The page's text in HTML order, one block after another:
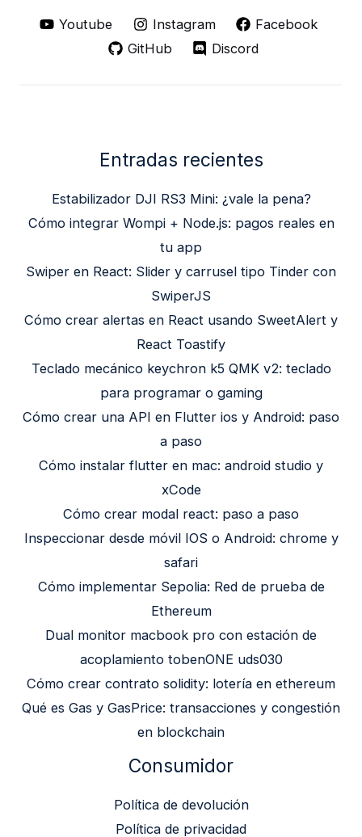
Youtube Instagram
Facebook
GitHub
Discord
Entradas recientes
Estabilizador DJI RS3 Mini: ¿vale la pena?
Cómo integrar Wompi + Node.js: pagos reales en
tu app
Swiper en React: Slider y carrusel tipo Tinder con
SwiperJS
Cómo crear alertas en React usando SweetAlert y
React Toastify
Teclado mecánico keychron k5 QMK v2: teclado
para programar o gaming
Cómo crear una API en Flutter ios y Android: paso
a paso
Cómo instalar flutter en mac: android studio y
xCode
Cómo crear modal react: paso a paso
Inspeccionar desde móvil IOS o Android: chrome y
safari
Cómo implementar Sepolia: Red de prueba de
Ethereum
Dual monitor macbook pro con estación de
acoplamiento tobenONE uds030
Cómo crear contrato solidity: lotería en ethereum
Qué es Gas y GasPrice: transacciones y congestión
en blockchain
Consumidor
Política de devolución
Política de privacidad